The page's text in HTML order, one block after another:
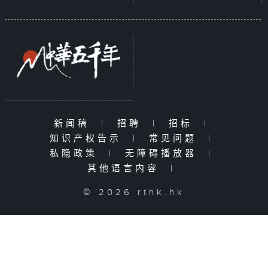
新闻稿 | 招聘 | 招标
|
知识产权告示
| 常见问题
|
私隐政策
| 无障碍播放器
|
其他语言内容
|
© 2026 rthk.hk